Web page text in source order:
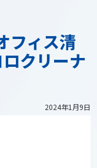
フィス清
クリーナ
2024年1月9日